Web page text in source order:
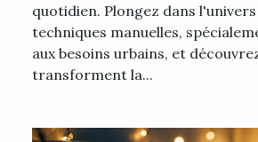
quotidien. Plongez dans
techniques manuelles,
aux besoins urbains, et
transforment la...